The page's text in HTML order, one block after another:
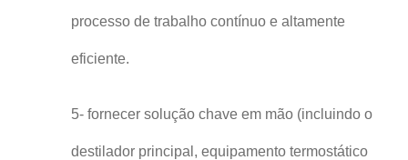
processo de trabalho contínuo e altamente
eficiente.
5- fornecer solução chave em mão (incluindo o
destilador principal, equipamento termostático